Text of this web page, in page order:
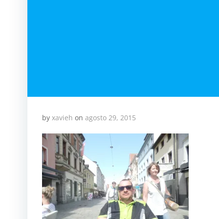
by xavieh on agosto 29, 2015